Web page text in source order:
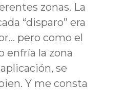
zonas. La
“disparo” era
pero como el
enfría la zona
se
Y me consta